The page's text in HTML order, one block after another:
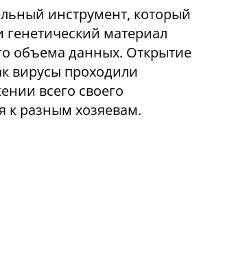
инструмент, который
генетический материал
объема данных. Открытие
вирусы проходили
всего своего
к разным хозяевам.